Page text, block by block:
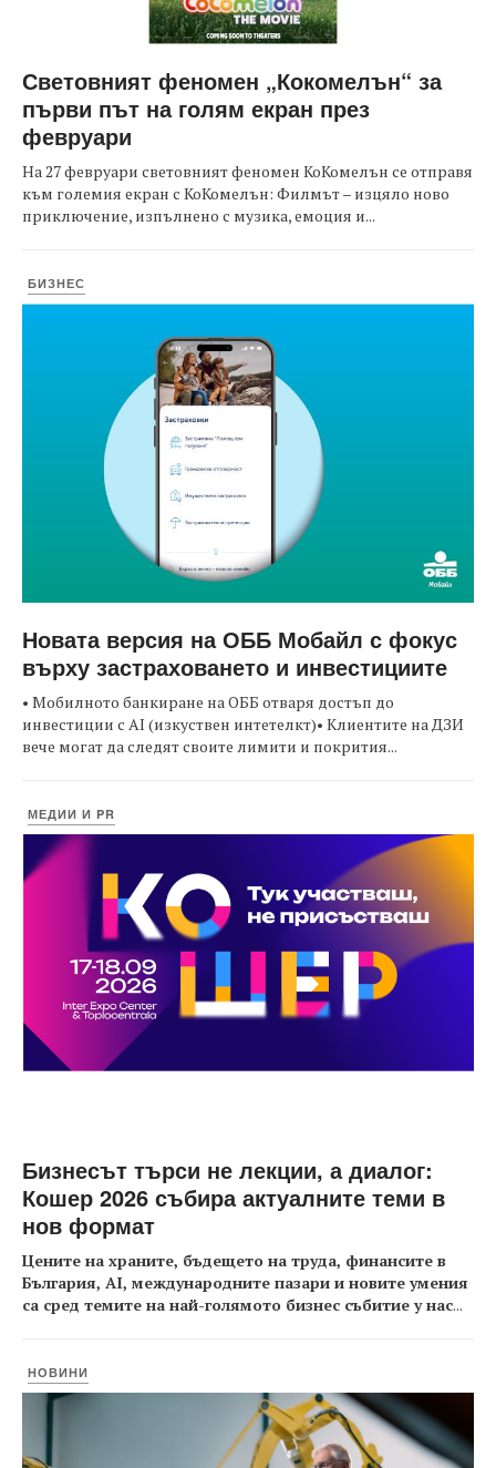
Световният феномен „Кокомелън“ за
първи път на голям екран през
февруари
На 27 февруари световният феномен КоКомелън се отправя
към големия екран с КоКомелън: Филмът – изцяло ново
приключение, изпълнено с музика, емоция и...
БИЗНЕС
Новата версия на ОББ Мобайл с фокус
върху застраховането и инвестициите
• Мобилното банкиране на ОББ отваря достъп до
инвестиции с AI (изкуствен интетелкт)• Клиентите на ДЗИ
вече могат да следят своите лимити и покрития...
МЕДИИ И PR
Бизнесът търси не лекции, а диалог:
Кошер 2026 събира актуалните теми в
нов формат
Цените на храните, бъдещето на труда, финансите в
България, AI, международните пазари и новите умения
са сред темите на най-голямото бизнес събитие у нас...
НОВИНИ